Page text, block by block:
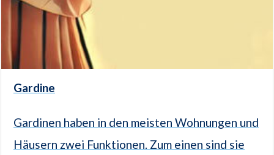
Gardine
Gardinen haben in den meisten Wohnungen und
Häusern zwei Funktionen. Zum einen sind sie